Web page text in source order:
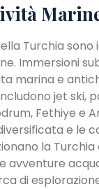
Turchia sono
Immersioni
marina e
jet ski,
Fethiye e
e le
la Turchia
avventure
di